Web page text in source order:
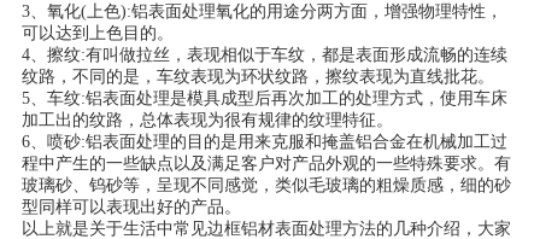
3、氧化(上色):铝表面处理氧化的用途分两方面，增强物理特性，
可以达到上色目的。
4、擦纹:有叫做拉丝，表现相似于车纹，都是表面形成流畅的连续
纹路，不同的是，车纹表现为环状纹路，擦纹表现为直线批花。
5、车纹:铝表面处理是模具成型后再次加工的处理方式，使用车床
加工出的纹路，总体表现为很有规律的纹理特征。
6、喷砂:铝表面处理的目的是用来克服和掩盖铝合金在机械加工过
程中产生的一些缺点以及满足客户对产品外观的一些特殊要求。有
玻璃砂、钨砂等，呈现不同感觉，类似毛玻璃的粗燥质感，细的砂
型同样可以表现出好的产品。
以上就是关于生活中常见边框铝材表面处理方法的几种介绍，大家